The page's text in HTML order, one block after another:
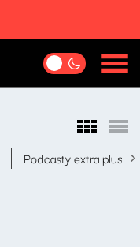
Podcasty extra plus